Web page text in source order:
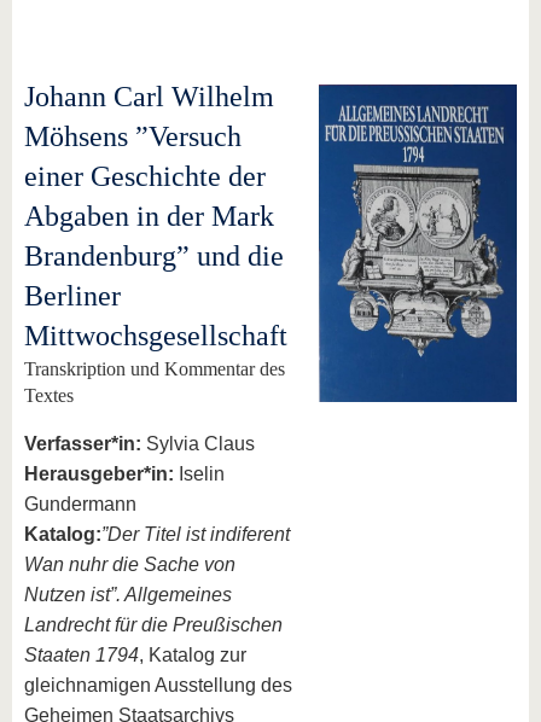
Johann Carl Wilhelm
Möhsens ”Versuch
einer Geschichte der
Abgaben in der Mark
Brandenburg” und die
Berliner
Mittwochsgesellschaft
Transkription und Kommentar des
Textes
Verfasser*in: Sylvia Claus
Herausgeber*in: Iselin
Gundermann
Katalog:”Der Titel ist indiferent
Wan nuhr die Sache von
Nutzen ist”. Allgemeines
Landrecht für die Preußischen
Staaten 1794, Katalog zur
gleichnamigen Ausstellung des
Geheimen Staatsarchivs